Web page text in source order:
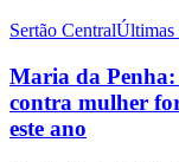
Sertão CentralÚltimas
Maria da Penha:
contra mulher
este ano